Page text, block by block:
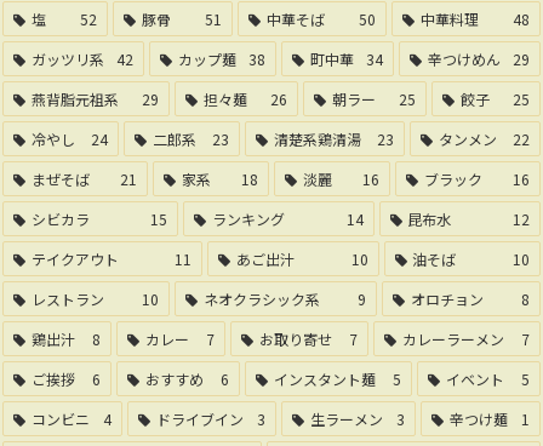
塩
52 豚骨 51 中華そば 50 中華料理
48
ガッツリ系
42 カップ麺 38 町中華 34 辛つけめん
29
燕背脂元祖系
29 担々麺 26 朝ラー 25 餃子
25
冷やし
24 二郎系 23 清楚系鶏清湯 23 タンメン
22
まぜそば
21 家系 18 淡麗 16 ブラック
16
シビカラ
15 ランキング 14 昆布水
12
テイクアウト
11 あご出汁 10 油そば
10
レストラン
10 ネオクラシック系 9 オロチョン
8
鶏出汁
8 カレー 7 お取り寄せ 7 カレーラーメン
7
ご挨拶
6 おすすめ 6 インスタント麺 5 イベント
5
コンビニ
4 ドライブイン 3 生ラーメン 3 辛つけ麺
1